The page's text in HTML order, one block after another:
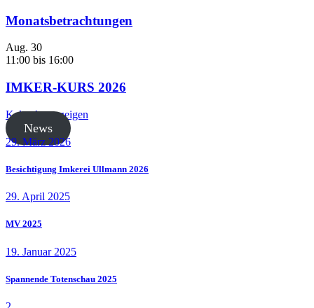
Monatsbetrachtungen
Aug. 30
11:00 bis 16:00
IMKER-KURS 2026
Kalender anzeigen
News
29. März 2026
Besichtigung Imkerei Ullmann 2026
29. April 2025
MV 2025
19. Januar 2025
Spannende Totenschau 2025